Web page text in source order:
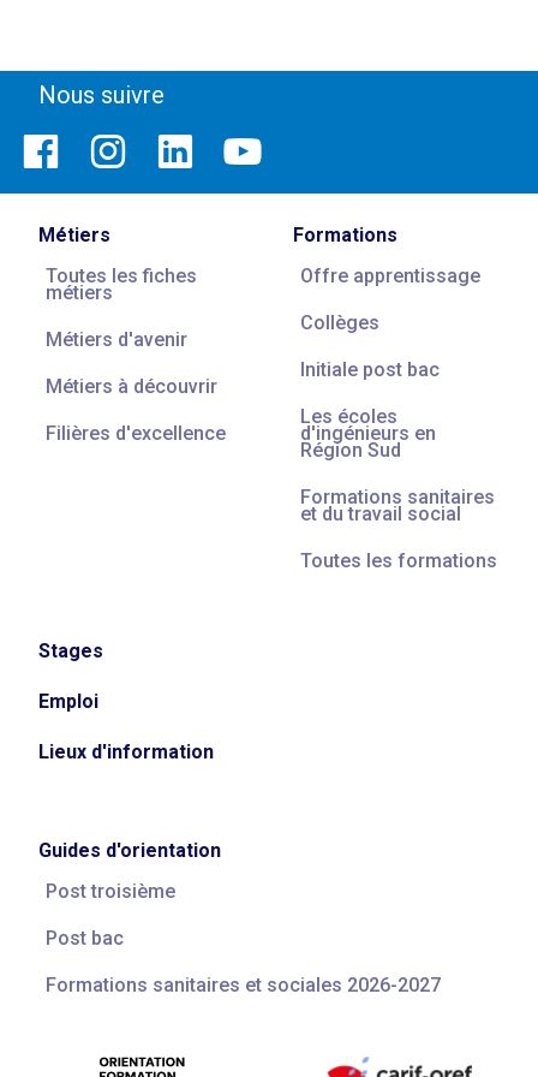
Nous suivre
Métiers
Toutes les fiches
métiers
Métiers d'avenir
Métiers à découvrir
Filières d'excellence
Formations
Offre apprentissage
Collèges
Initiale post bac
Les écoles
d'ingénieurs en
Région Sud
Formations sanitaires
et du travail social
Toutes les formations
Stages
Emploi
Lieux d'information
Guides d'orientation
Post troisième
Post bac
Formations sanitaires et sociales 2026-2027